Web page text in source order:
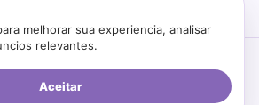
de PrivacidadeTermos de Uso
melhorar sua experiencia, analisar
relevantes.
Aceitar